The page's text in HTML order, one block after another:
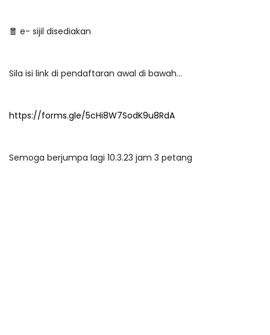
🧧 e- sijil disediakan
Sila isi link di pendaftaran awal di bawah...
https://forms.gle/5cHi8W7SodK9u8RdA
Semoga berjumpa lagi 10.3.23 jam 3 petang